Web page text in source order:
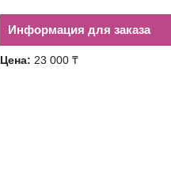
Информация для заказа
Цена: 23 000 ₸